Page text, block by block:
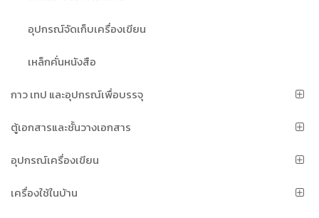
อุปกรณ์จัดเก็บเครื่องเขียน
เหล็กคั่นหนังสือ
กาว เทป และอุปกรณ์เพื่อบรรจุ
ตู้เอกสารและชั้นวางเอกสาร
อุปกรณ์เครื่องเขียน
เครื่องใช้ในบ้าน